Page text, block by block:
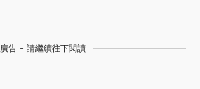
廣告 - 請繼續往下閱讀